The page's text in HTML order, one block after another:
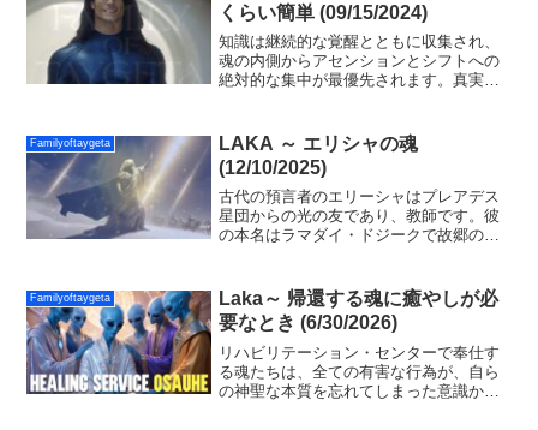
くらい簡単 (09/15/2024)
知識は継続的な覚醒とともに収集され、
魂の内側からアセンションとシフトへの
絶対的な集中が最優先されます。真実を
ォーラムで集団の光を共有しています。
すべてのハートに平和を送ってくださ
い。
Familyoftaygeta
LAKA ～ エリシャの魂
(12/10/2025)
古代の預言者のエリーシャはプレアデス
星団からの光の友であり、教師です。彼
の本名はラマダイ・ドジークで故郷の星
た。彼の最後の夢はチャールズ・リンド
バーグとして生きたものでした。
Familyoftaygeta
Laka～ 帰還する魂に癒やしが必
要なとき (6/30/2026)
リハビリテーション・センターで奉仕す
る魂たちは、全ての有害な行為が、自ら
の神聖な本質を忘れてしまった意識から